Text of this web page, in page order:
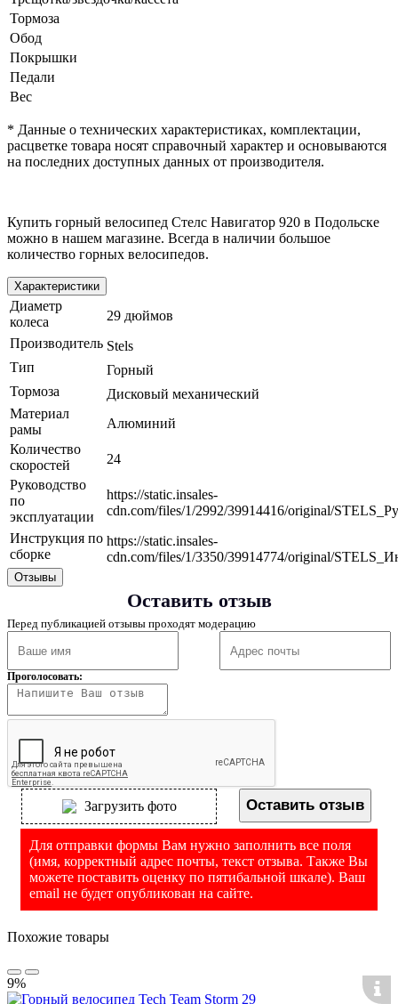
Тормоза
Обод
Покрышки
Педали
Вес
* Данные о технических характеристиках, комплектации,
расцветке товара носят справочный характер и основываются
на последних доступных данных от производителя.
Купить горный велосипед Стелс Навигатор 920 в Подольске
можно в нашем магазине. Всегда в наличии большое
количество горных велосипедов.
Характеристики
Диаметр
колеса
29 дюймов
Производитель Stels
Тип
Горный
Тормоза
Дисковый механический
Материал
рамы
Алюминий
Количество
скоростей
24
Руководство
по
эксплуатации
https://static.insales-
cdn.com/files/1/2992/39914416/original/
Инструкция по
сборке
https://static.insales-
cdn.com/files/1/3350/39914774/original/
Отзывы
Оставить отзыв
Перед публикацией отзывы проходят модерацию
Проголосовать:
Загрузить фото Оставить отзыв
Для отправки формы Вам нужно заполнить все поля
(имя, корректный адрес почты, текст отзыва. Также Вы
можете поставить оценку по пятибальной шкале). Ваш
email не будет опубликован на сайте.
Похожие товары
9%